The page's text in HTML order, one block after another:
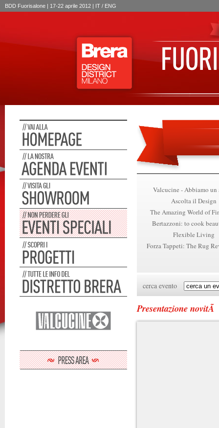
BDD Fuorisalone | 17-22 aprile 2012 | IT / ENG
Valcucine - Abbiamo un
Ascolta il Design
The Amazing World of
Bertazzoni: to cook
Flexible Living
Forza Tappeti: The Rug
cerca evento
Presentazione novitÃ